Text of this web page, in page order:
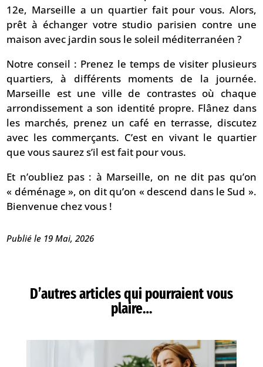
12e, Marseille a un quartier fait pour vous. Alors,
prêt à échanger votre studio parisien contre une
maison avec jardin sous le soleil méditerranéen ?
Notre conseil : Prenez le temps de visiter plusieurs
quartiers, à différents moments de la journée.
Marseille est une ville de contrastes où chaque
arrondissement a son identité propre. Flânez dans
les marchés, prenez un café en terrasse, discutez
avec les commerçants. C’est en vivant le quartier
que vous saurez s’il est fait pour vous.
Et n’oubliez pas : à Marseille, on ne dit pas qu’on
« déménage », on dit qu’on « descend dans le Sud ».
Bienvenue chez vous !
Publié le 19 Mai, 2026
D’autres articles qui pourraient vous
plaire…